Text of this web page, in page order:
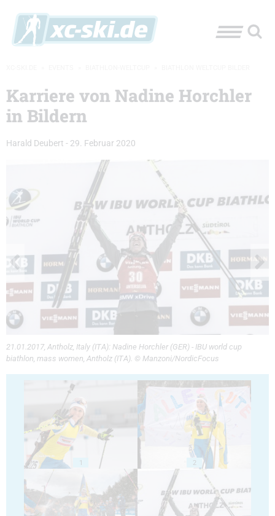
Karriere von Nadine Horchler
in Bildern
Harald Deubert - 29. Februar 2020
21.01.2017, Antholz, Italy (ITA): Nadine Horchler (GER) - IBU world cup
biathlon, mass women, Antholz (ITA). © Manzoni/NordicFocus
1 2